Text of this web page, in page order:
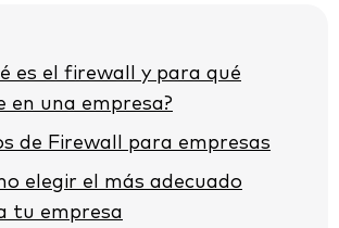
es el firewall y para qué
en una empresa?
de Firewall para empresas
elegir el más adecuado
tu empresa